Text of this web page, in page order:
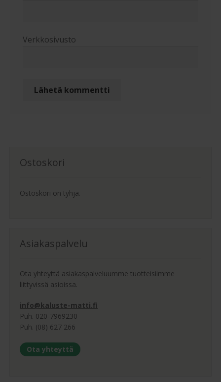
Verkkosivusto
Ostoskori
Ostoskori on tyhjä.
Asiakaspalvelu
Ota yhteyttä asiakaspalveluumme tuotteisiimme
liittyvissä asioissa.
info@kaluste-matti.fi
Puh. 020-7969230
Puh. (08) 627 266
Ota yhteyttä